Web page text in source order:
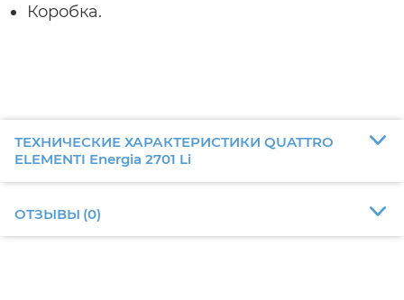
Коробка.
ТЕХНИЧЕСКИЕ ХАРАКТЕРИСТИКИ QUATTRO
ELEMENTI Energia 2701 Li
ОТЗЫВЫ (0)